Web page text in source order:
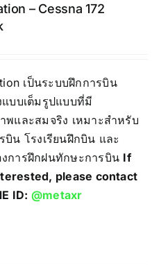
– Cessna 172
เป็นระบบฝึกการบิน
แบบเต็มรูปแบบที่มี
พและสมจริง เหมาะสำหรับ
บิน โรงเรียนฝึกบิน และ
การฝึกฝนทักษะการบิน If
please contact
ID: @metaxr